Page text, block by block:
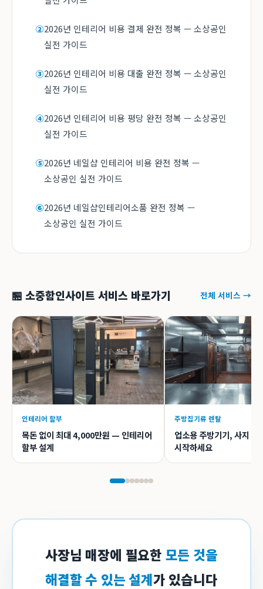
②2026년 인테리어 비용 결제 완전 정복 — 소상공인
실전 가이드
③2026년 인테리어 비용 대출 완전 정복 — 소상공인
실전 가이드
④2026년 인테리어 비용 평당 완전 정복 — 소상공인
실전 가이드
⑤2026년 네일샵 인테리어 비용 완전 정복 —
소상공인 실전 가이드
⑥2026년 네일샵인테리어소품 완전 정복 —
소상공인 실전 가이드
🏪 소중함인사이트 서비스 바로가기 전체 서비스 →
인테리어 할부
목돈 없이 최대 4,000만원 — 인테리어
할부 설계
주방집기류 렌탈
업소용 주방기기, 사지 말
시작하세요
사장님 매장에 필요한 모든 것을
해결할 수 있는 설계가 있습니다